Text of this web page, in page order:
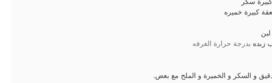
كبيرة خميره
لبن
زبده بدرجة حرارة الغرفه
و السكر و الخميرة و الملح مع بعض.